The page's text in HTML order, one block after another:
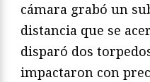
cámara grabó un
distancia que se
disparó dos
impactaron con